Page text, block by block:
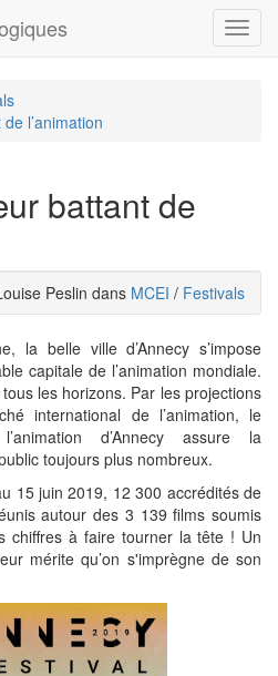
l’animation
battant de
Peslin dans MCEI / Festivals
la belle ville d’Annecy s’impose
capitale de l’animation mondiale.
les horizons. Par les projections
international de l’animation, le
d’Annecy assure la
toujours plus nombreux.
15 juin 2019, 12 300 accrédités de
autour des 3 139 films soumis
chiffres à faire tourner la tête ! Un
mérite qu’on s'imprègne de son